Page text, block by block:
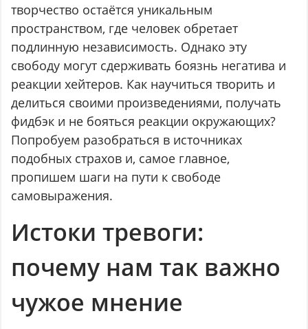
творчество остаётся уникальным
пространством, где человек обретает
подлинную независимость. Однако эту
свободу могут сдерживать боязнь негатива и
реакции хейтеров. Как научиться творить и
делиться своими произведениями, получать
фидбэк и не бояться реакции окружающих?
Попробуем разобраться в источниках
подобных страхов и, самое главное,
пропишем шаги на пути к свободе
самовыражения.
Истоки тревоги:
почему нам так важно
чужое мнение